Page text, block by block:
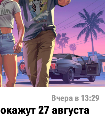
Вчера в 13:29
27 августа